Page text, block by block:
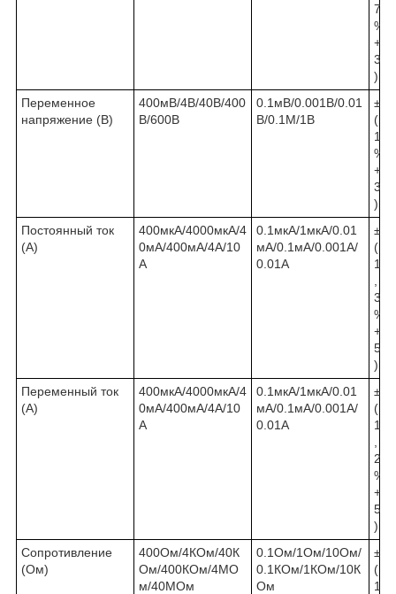
7
%
+
3
)
Переменное
напряжение (В)
400мВ/4В/40В/400
В/600В
0.1мВ/0.001В/0.01
В/0.1М/1В
±
(
1
%
+
3
)
Постоянный ток
(А)
400мкА/4000мкА/4
0мА/400мА/4А/10
А
0.1мкА/1мкА/0.01
мА/0.1мА/0.001А/
0.01А
±
(
1
3
%
+
5
)
Переменный ток
(А)
400мкА/4000мкА/4
0мА/400мА/4А/10
А
0.1мкА/1мкА/0.01
мА/0.1мА/0.001А/
0.01А
±
(
1
2
%
+
5
)
Сопротивление
(Ом)
400Ом/4КОм/40К
Ом/400КОм/4МО
м/40МОм
0.1Ом/1Ом/10Ом/
0.1КОм/1КОм/10К
Ом
±
(
1